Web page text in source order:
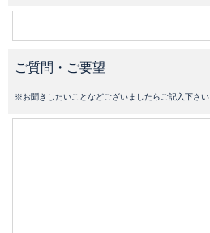
ご質問・ご要望
※お聞きしたいことなどございましたらご記入下さい